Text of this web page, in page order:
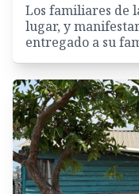
Los familiares de
lugar, y
entregado a su